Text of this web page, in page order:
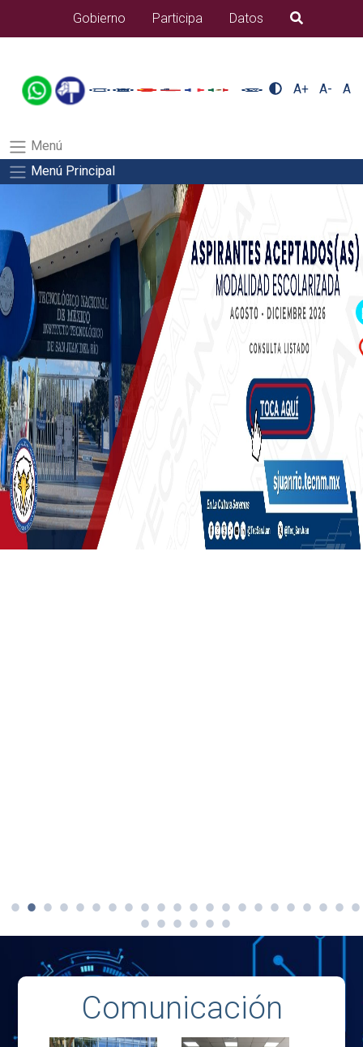
aspirantes/apiSalida del comando:
Gobierno Participa Datos B�squeda
A+ A- A
Menú
Menú Principal
Comunicación